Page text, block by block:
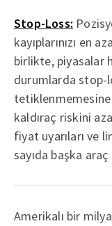
Stop-Loss:
kayıplarınızı en
birlikte, piyasalar
durumlarda stop-
kaldıraç riskini
fiyat uyarıları ve
sayıda başka araç
Amerikalı bir